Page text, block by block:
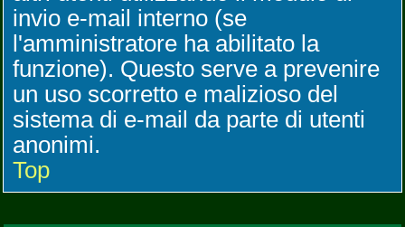
invio e-mail interno (se
l'amministratore ha abilitato la
funzione). Questo serve a prevenire
un uso scorretto e malizioso del
sistema di e-mail da parte di utenti
anonimi.
Top